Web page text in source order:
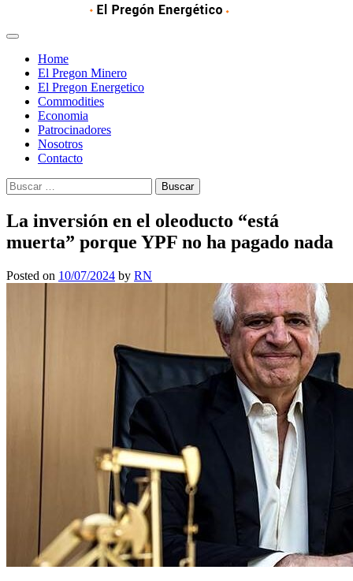
Home
El Pregon Minero
El Pregon Energetico
Commodities
Economia
Patrocinadores
Nosotros
Contacto
Buscar:
La inversión en el oleoducto “está
muerta” porque YPF no ha pagado nada
Posted on 10/07/2024 by RN